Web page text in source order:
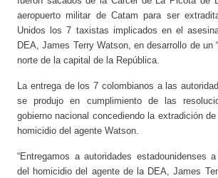
aeropuerto militar de Catam para ser
Unidos los 7 taxistas implicados en el
DEA, James Terry Watson, en desarrollo de un
norte de la capital de la República.
La entrega de los 7 colombianos a las
se produjo en cumplimiento de las
gobierno nacional concediendo la extradición
homicidio del agente Watson.
“Entregamos a autoridades estadounidenses
del homicidio del agente de la DEA, James